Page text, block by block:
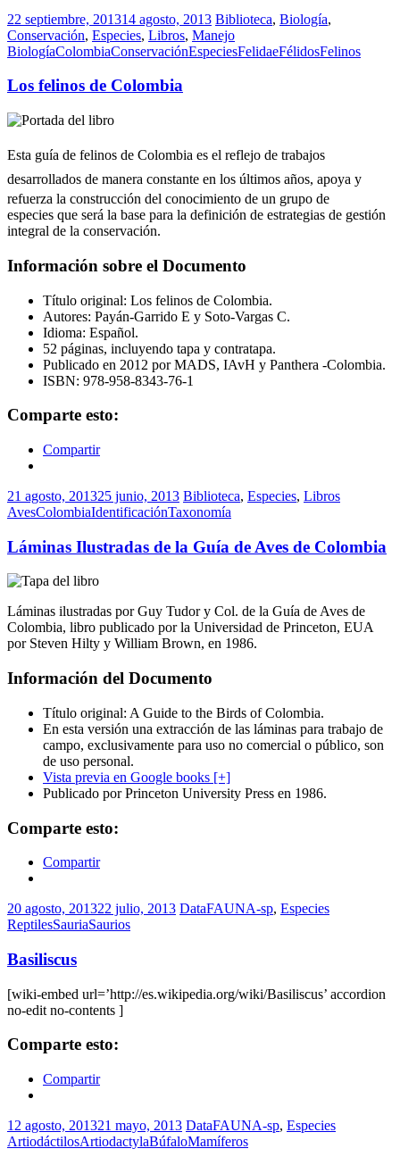
22 septiembre, 201314 agosto, 2013 Biblioteca, Biología,
Conservación, Especies, Libros, Manejo
BiologíaColombiaConservaciónEspeciesFelidaeFélidosFelinos
Los felinos de Colombia
Esta guía de felinos de Colombia es el reflejo de trabajos
desarrollados de manera constante en los últimos años, apoya y
refuerza la construcción del conocimiento de un grupo de
especies que será la base para la definición de estrategias de gestión
integral de la conservación.
Información sobre el Documento
Título original: Los felinos de Colombia.
Autores: Payán-Garrido E y Soto-Vargas C.
Idioma: Español.
52 páginas, incluyendo tapa y contratapa.
Publicado en 2012 por MADS, IAvH y Panthera -Colombia.
ISBN: 978-958-8343-76-1
Comparte esto:
Compartir
21 agosto, 201325 junio, 2013 Biblioteca, Especies, Libros
AvesColombiaIdentificaciónTaxonomía
Láminas Ilustradas de la Guía de Aves de Colombia
Láminas ilustradas por Guy Tudor y Col. de la Guía de Aves de
Colombia, libro publicado por la Universidad de Princeton, EUA
por Steven Hilty y William Brown, en 1986.
Información del Documento
Título original: A Guide to the Birds of Colombia.
En esta versión una extracción de las láminas para trabajo de
campo, exclusivamente para uso no comercial o público, son
de uso personal.
Vista previa en Google books [+]
Publicado por Princeton University Press en 1986.
Comparte esto:
Compartir
20 agosto, 201322 julio, 2013 DataFAUNA-sp, Especies
ReptilesSauriaSaurios
Basiliscus
[wiki-embed url=’http://es.wikipedia.org/wiki/Basiliscus’ accordion
no-edit no-contents ]
Comparte esto:
Compartir
12 agosto, 201321 mayo, 2013 DataFAUNA-sp, Especies
ArtiodáctilosArtiodactylaBúfaloMamíferos